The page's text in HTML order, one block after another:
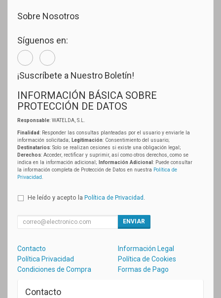
Sobre Nosotros
Síguenos en:
¡Suscríbete a Nuestro Boletín!
INFORMACIÓN BÁSICA SOBRE
PROTECCIÓN DE DATOS
Responsable: WATELDA, S.L.
Finalidad: Responder las consultas planteadas por el usuario y enviarle la
información solicitada; Legitimación: Consentimiento del usuario;
Destinatarios: Solo se realizan cesiones si existe una obligación legal;
Derechos: Acceder, rectificar y suprimir, así como otros derechos, como se
indica en la información adicional;
Información Adicional : Puede consultar
la información completa de Protección de Datos en nuestra Política de
Privacidad
He leído y acepto la Política de Privacidad
ENVIAR
Contacto
Información Legal
Política Privacidad
Política de Cookies
Condiciones de Compra
Formas de Pago
Contacto